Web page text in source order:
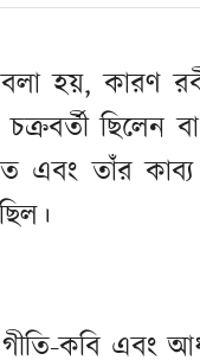
হয়, কারণ
ছিলেন
এবং তাঁর
কবি এবং